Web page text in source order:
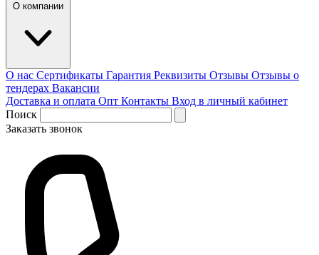
О компании
О нас Сертификаты Гарантия Реквизиты Отзывы Отзывы о
тендерах Вакансии
Доставка и оплата Опт Контакты Вход в личный кабинет
Поиск
Заказать звонок